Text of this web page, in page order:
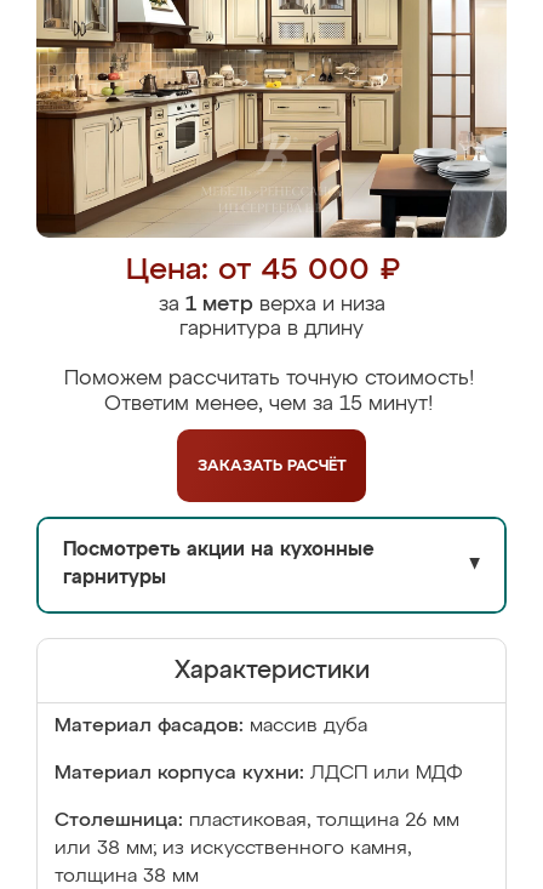
Цена: от 45 000 ₽
за 1 метрверха и низа
гарнитура в длину
Поможем рассчитать точную стоимость!
Ответим менее, чем за 15 минут!
ЗАКАЗАТЬ РАСЧЁТ
Посмотреть акции на кухонные
гарнитуры
▼
Характеристики
Материал фасадов: массив дуба
Материал корпуса кухни: ЛДСП или МДФ
Столешница: пластиковая, толщина 26 мм
или 38 мм; из искусственного камня,
толщина 38 мм